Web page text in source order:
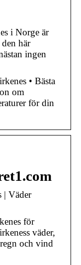
i Norge är
här
ingen
• Bästa
om
för din
| Väder
för
väder,
och vind